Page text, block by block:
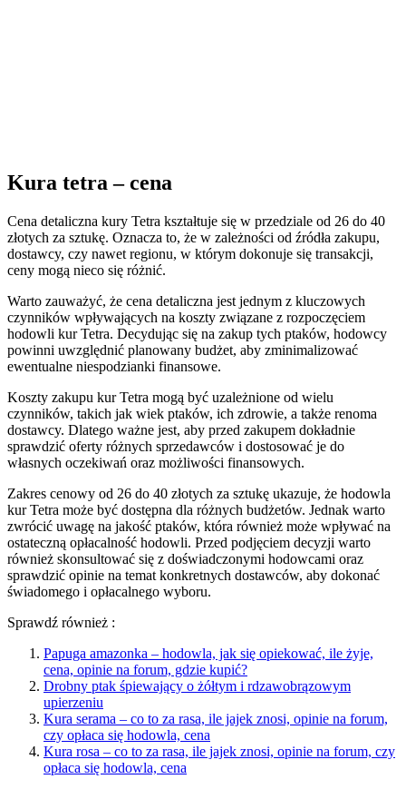
Kura tetra – cena
Cena detaliczna kury Tetra kształtuje się w przedziale od 26 do 40
złotych za sztukę. Oznacza to, że w zależności od źródła zakupu,
dostawcy, czy nawet regionu, w którym dokonuje się transakcji,
ceny mogą nieco się różnić.
Warto zauważyć, że cena detaliczna jest jednym z kluczowych
czynników wpływających na koszty związane z rozpoczęciem
hodowli kur Tetra. Decydując się na zakup tych ptaków, hodowcy
powinni uwzględnić planowany budżet, aby zminimalizować
ewentualne niespodzianki finansowe.
Koszty zakupu kur Tetra mogą być uzależnione od wielu
czynników, takich jak wiek ptaków, ich zdrowie, a także renoma
dostawcy. Dlatego ważne jest, aby przed zakupem dokładnie
sprawdzić oferty różnych sprzedawców i dostosować je do
własnych oczekiwań oraz możliwości finansowych.
Zakres cenowy od 26 do 40 złotych za sztukę ukazuje, że hodowla
kur Tetra może być dostępna dla różnych budżetów. Jednak warto
zwrócić uwagę na jakość ptaków, która również może wpływać na
ostateczną opłacalność hodowli. Przed podjęciem decyzji warto
również skonsultować się z doświadczonymi hodowcami oraz
sprawdzić opinie na temat konkretnych dostawców, aby dokonać
świadomego i opłacalnego wyboru.
Sprawdź również :
Papuga amazonka – hodowla, jak się opiekować, ile żyje,
cena, opinie na forum, gdzie kupić?
Drobny ptak śpiewający o żółtym i rdzawobrązowym
upierzeniu
Kura serama – co to za rasa, ile jajek znosi, opinie na forum,
czy opłaca się hodowla, cena
Kura rosa – co to za rasa, ile jajek znosi, opinie na forum, czy
opłaca się hodowla, cena